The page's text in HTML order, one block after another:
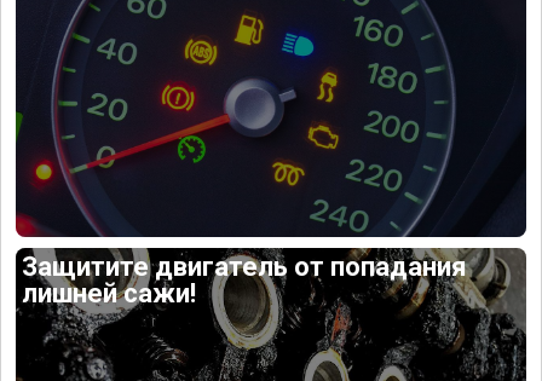
Защитите двигатель от попадания
лишней сажи!